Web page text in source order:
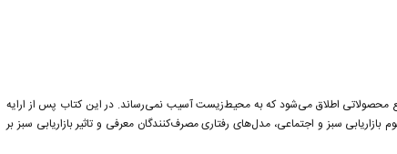
محصولاتی اطلاق می‌شود که به محیط‌زیست آسیب نمی‌رساند. در این کتاب پس از ارایه
سبز و اجتماعی، مدل‌های رفتاری مصرف‌کنندگان معرفی و تاثیر بازاریابی سبز بر